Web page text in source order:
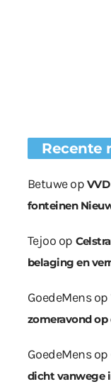
Recente
Betuweop
fonteinen
Tejoo op
belaging en
GoedeMensop
zomeravond op
GoedeMensop
dicht vanwege